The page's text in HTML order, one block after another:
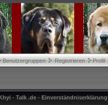
Benutzergruppen Registrieren Profil
- Talk .de - Einverständniserklärung